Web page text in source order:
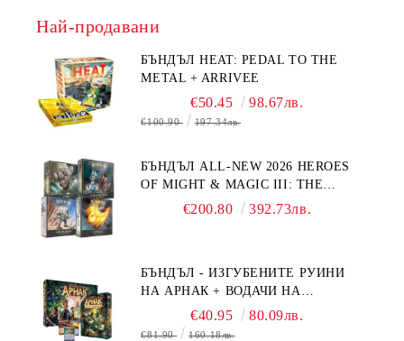
Най-продавани
БЪНДЪЛ HEAT: PEDAL TO THE
METAL + ARRIVEE
€50.45 98.67лв.
€100.90 197.34лв.
БЪНДЪЛ ALL-NEW 2026 HEROES
OF MIGHT & MAGIC III: THE
BOARD GAME EXPANSIONS -
€200.80 392.73лв.
БЪНДЪЛ - ИЗГУБЕНИТЕ РУИНИ
НА АРНАК + ВОДАЧИ НА
ЕКСПЕДИЦИИ + ПРОМО КАРТИ
БЕЗПЛАТНО
€40.95 80.09лв.
€81.90 160.18лв.